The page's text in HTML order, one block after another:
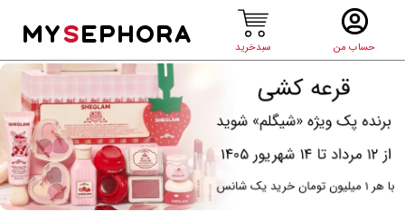
حساب من سبدخرید
MYSEPHORA